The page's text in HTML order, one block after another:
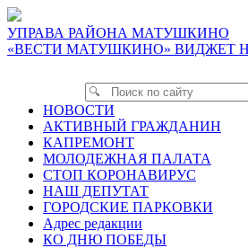
УПРАВА РАЙОНА МАТУШКИНО
«ВЕСТИ МАТУШКИНО» ВИДЖЕТ
НОВОСТИ
АКТИВНЫЙ ГРАЖДАНИН
КАПРЕМОНТ
МОЛОДЕЖНАЯ ПАЛАТА
СТОП КОРОНАВИРУС
НАШ ДЕПУТАТ
ГОРОДСКИЕ ПАРКОВКИ
Адрес редакции
КО ДНЮ ПОБЕДЫ